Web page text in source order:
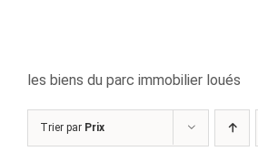
les biens du parc immobilier loués
Trier par Prix